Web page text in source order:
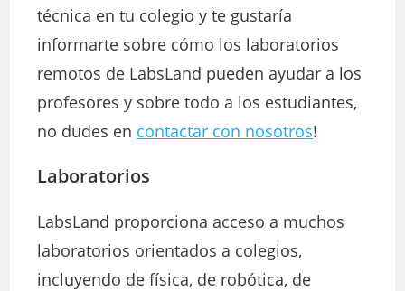
técnica en tu colegio y te gustaría
informarte sobre cómo los laboratorios
remotos de LabsLand pueden ayudar a los
profesores y sobre todo a los estudiantes,
no dudes en contactar con nosotros!
Laboratorios
LabsLand proporciona acceso a muchos
laboratorios orientados a colegios,
incluyendo de física, de robótica, de